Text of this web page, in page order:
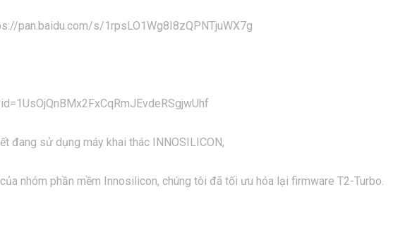
pan.baidu.com/s/1rpsLO1Wg8I8zQPNTjuWX7g
đang sử dụng máy khai thác INNOSILICON,
nhóm phần mềm Innosilicon, chúng tôi đã tối ưu hóa lại firmware T2-Turbo.